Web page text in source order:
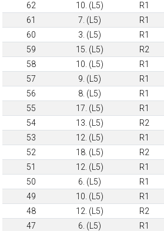
62
10. (L5) R1
61
7. (L5) R1
60
3. (L5) R1
59
15. (L5) R2
58
10. (L5) R1
57
9. (L5) R1
56
8. (L5) R1
55
17. (L5) R1
54
13. (L5) R2
53
12. (L5) R1
52
18. (L5) R2
51
12. (L5) R1
50
6. (L5) R1
49
10. (L5) R1
48
12. (L5) R2
47
6. (L5) R1